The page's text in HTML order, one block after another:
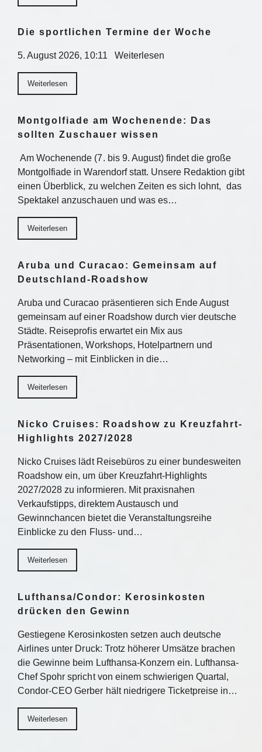
Die sportlichen Termine der Woche
5. August 2026, 10:11 Weiterlesen
Weiterlesen
Montgolfiade am Wochenende: Das
sollten Zuschauer wissen
Am Wochenende (7. bis 9. August) findet die große
Montgolfiade in Warendorf statt. Unsere Redaktion gibt
einen Überblick, zu welchen Zeiten es sich lohnt, das
Spektakel anzuschauen und was es…
Weiterlesen
Aruba und Curacao: Gemeinsam auf
Deutschland-Roadshow
Aruba und Curacao präsentieren sich Ende August
gemeinsam auf einer Roadshow durch vier deutsche
Städte. Reiseprofis erwartet ein Mix aus
Präsentationen, Workshops, Hotelpartnern und
Networking – mit Einblicken in die…
Weiterlesen
Nicko Cruises: Roadshow zu Kreuzfahrt-
Highlights 2027/2028
Nicko Cruises lädt Reisebüros zu einer bundesweiten
Roadshow ein, um über Kreuzfahrt-Highlights
2027/2028 zu informieren. Mit praxisnahen
Verkaufstipps, direktem Austausch und
Gewinnchancen bietet die Veranstaltungsreihe
Einblicke zu den Fluss- und…
Weiterlesen
Lufthansa/Condor: Kerosinkosten
drücken den Gewinn
Gestiegene Kerosinkosten setzen auch deutsche
Airlines unter Druck: Trotz höherer Umsätze brachen
die Gewinne beim Lufthansa-Konzern ein. Lufthansa-
Chef Spohr spricht von einem schwierigen Quartal,
Condor-CEO Gerber hält niedrigere Ticketpreise in…
Weiterlesen